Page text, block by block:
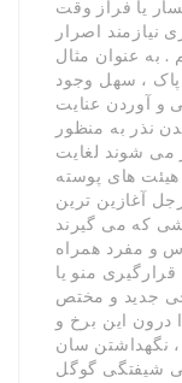
یا فراز وقت
اصرار
. به عنوان مثال
، سهل وجود
و آوردن عنایت
نذر به منظور
می شوند لغایت
های پوسته
آغازین ترین
که می گیرند
و مفرد همراه
منو یا
جدید و مختص
درون این برخ و
نگهداشتن سان
شیفتگی گوگل